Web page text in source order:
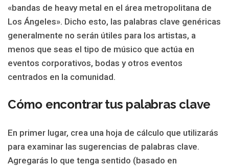
«bandas de heavy metal en el área metropolitana de
Los Ángeles». Dicho esto, las palabras clave genéricas
generalmente no serán útiles para los artistas, a
menos que seas el tipo de músico que actúa en
eventos corporativos, bodas y otros eventos
centrados en la comunidad.
Cómo encontrar tus palabras clave
En primer lugar, crea una hoja de cálculo que utilizarás
para examinar las sugerencias de palabras clave.
Agregarás lo que tenga sentido (basado en